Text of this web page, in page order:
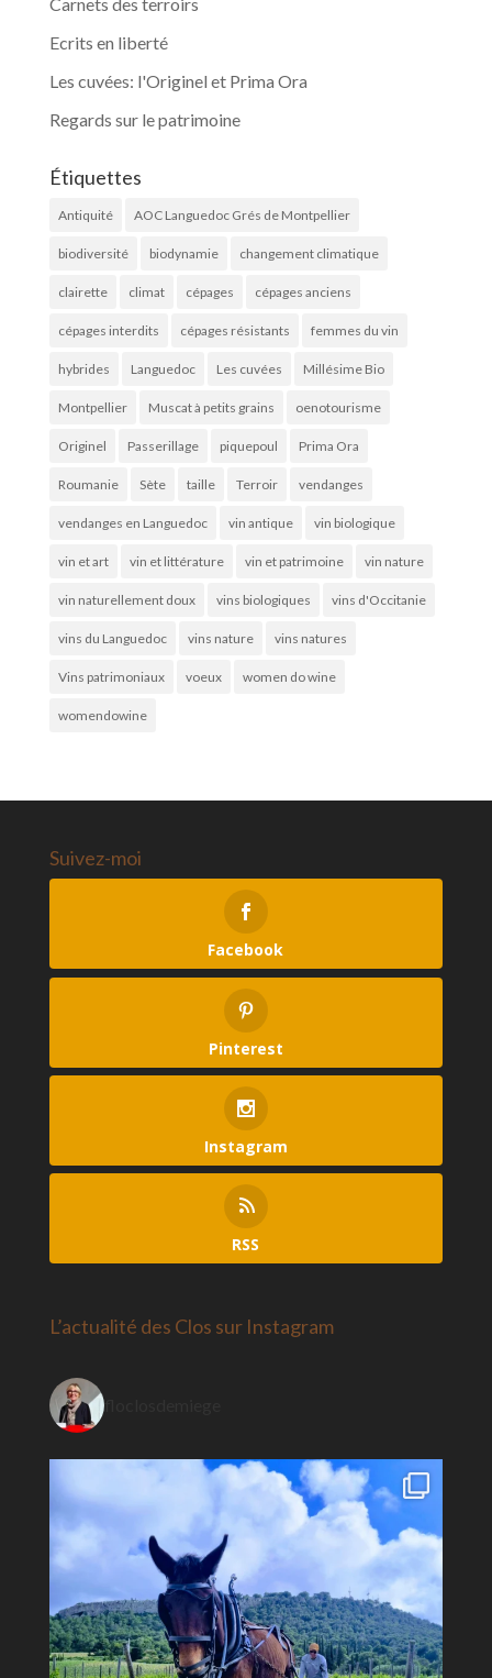
Carnets des terroirs
Ecrits en liberté
Les cuvées: l'Originel et Prima Ora
Regards sur le patrimoine
Étiquettes
Antiquité AOC Languedoc Grés de Montpellier
biodiversité biodynamie changement climatique
clairette climat cépages cépages anciens
cépages interdits cépages résistants femmes du vin
hybrides Languedoc Les cuvées Millésime Bio
Montpellier Muscat à petits grains oenotourisme
Originel Passerillage piquepoul Prima Ora
Roumanie Sète taille Terroir vendanges
vendanges en Languedoc vin antique vin biologique
vin et art vin et littérature vin et patrimoine vin nature
vin naturellement doux vins biologiques vins d'Occitanie
vins du Languedoc vins nature vins natures
Vins patrimoniaux voeux women do wine
womendowine
Suivez-moi
Facebook
Pinterest
Instagram
RSS
L’actualité des Clos sur Instagram
floclosdemiege